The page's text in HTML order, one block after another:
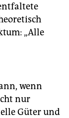
„Alle
wenn
nur
Güter und